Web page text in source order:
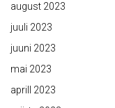
august 2023
juuli 2023
juuni 2023
mai 2023
aprill 2023